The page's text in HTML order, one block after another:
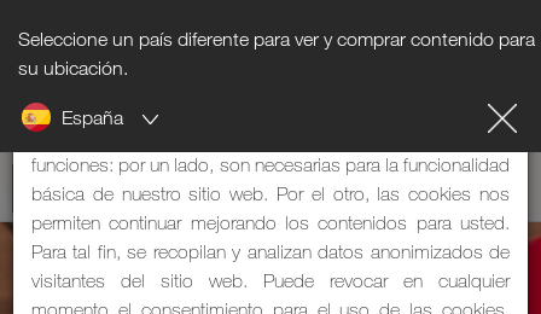
Seleccione un país diferente para ver y comprar contenido para
su ubicación.
España
Nota sobre cookies
Nuestra página web utiliza cookies, que tienen dos
funciones: por un lado, son necesarias para la funcionalidad
básica de nuestro sitio web. Por el otro, las cookies nos
permiten continuar mejorando los contenidos para usted.
Para tal fin, se recopilan y analizan datos anonimizados de
visitantes del sitio web. Puede revocar en cualquier
momento el consentimiento para el uso de las cookies.